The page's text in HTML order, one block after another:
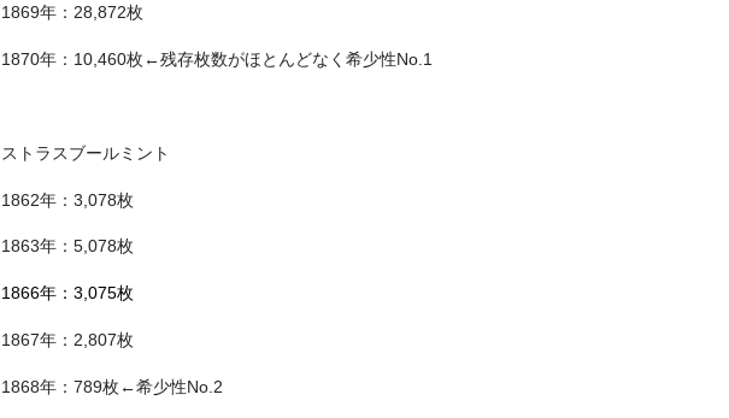
1869年：28,872枚
1870年：10,460枚←残存枚数がほとんどなく希少性No.1
ストラスブールミント
1862年：3,078枚
1863年：5,078枚
1866年：3,075枚
1867年：2,807枚
1868年：789枚←希少性No.2